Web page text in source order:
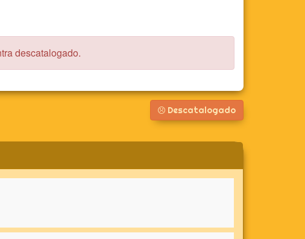
descatalogado.
Descatalogado